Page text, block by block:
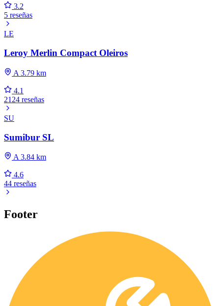
3.2
5 reseñas
LE
Leroy Merlin Compact Oleiros
A 3.79 km
4.1
2124 reseñas
SU
Sumibur SL
A 3.84 km
4.6
44 reseñas
Footer